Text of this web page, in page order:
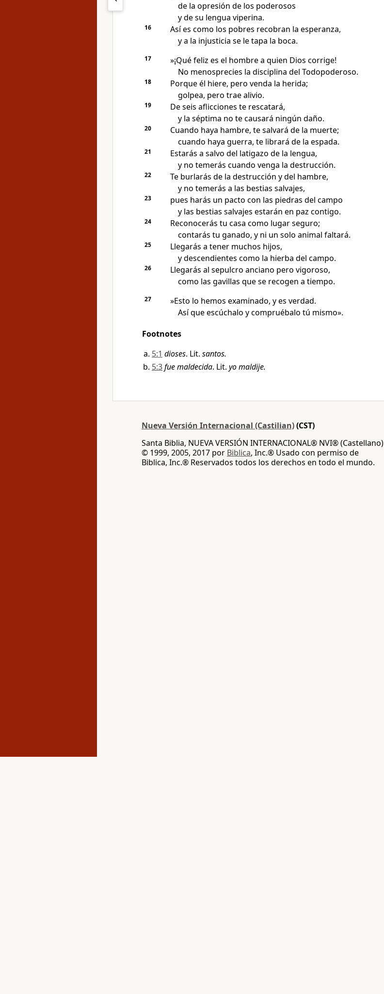
de la opresión de los poderosos
y de su lengua viperina.
16
Así es como los pobres recobran la esperanza,
y a la injusticia se le tapa la boca.
17
»¡Qué feliz es el hombre a quien Dios corrige!
No menosprecies la disciplina del Todopoderoso.
18
Porque él hiere, pero venda la herida;
golpea, pero trae alivio.
19
De seis aflicciones te rescatará,
y la séptima no te causará ningún daño.
20
Cuando haya hambre, te salvará de la muerte;
cuando haya guerra, te librará de la espada.
21
Estarás a salvo del latigazo de la lengua,
y no temerás cuando venga la destrucción.
22
Te burlarás de la destrucción y del hambre,
y no temerás a las bestias salvajes,
23
pues harás un pacto con las piedras del campo
y las bestias salvajes estarán en paz contigo.
24
Reconocerás tu casa como lugar seguro;
contarás tu ganado, y ni un solo animal faltará.
25
Llegarás a tener muchos hijos,
y descendientes como la hierba del campo.
26
Llegarás al sepulcro anciano pero vigoroso,
como las gavillas que se recogen a tiempo.
27
»Esto lo hemos examinado, y es verdad.
Así que escúchalo y compruébalo tú mismo».
Footnotes
5:1 dioses. Lit. santos.
5:3fue maldecida. Lit. yo maldije.
Nueva Versión Internacional (Castilian)(CST)
Santa Biblia, NUEVA VERSIÓN INTERNACIONAL® NVI® (Castellano)
© 1999, 2005, 2017 por Biblica, Inc.® Usado con permiso de
Biblica, Inc.® Reservados todos los derechos en todo el mundo.